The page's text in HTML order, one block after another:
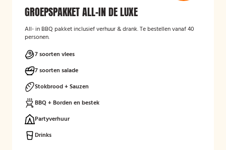
GROEPSPAKKET ALL-IN DE LUXE
All- in BBQ pakket inclusief verhuur & drank. Te bestellen vanaf 40
personen.
7 soorten vlees
7 soorten salade
Stokbrood + Sauzen
BBQ + Borden en bestek
Partyverhuur
Drinks